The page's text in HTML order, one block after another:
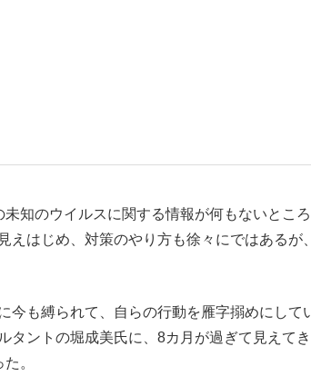
表・森保一監督...
知のウイルスに関する情報が何もないとこ
えはじめ、対策のやり方も徐々にではあるが
も縛られて、自らの行動を雁字搦めにして
タントの堀成美氏に、8カ月が過ぎて見えて
。